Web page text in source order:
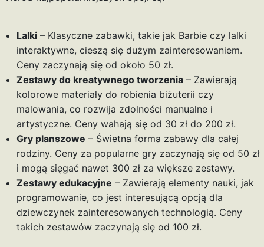
Lalki– Klasyczne zabawki, takie jak Barbie czy lalki
interaktywne, cieszą się dużym zainteresowaniem.
Ceny zaczynają się od około 50 zł.
Zestawy do kreatywnego tworzenia– Zawierają
kolorowe materiały do robienia biżuterii czy
malowania, co rozwija zdolności manualne i
artystyczne. Ceny wahają się od 30 zł do 200 zł.
Gry planszowe – Świetna forma zabawy dla całej
rodziny. Ceny za popularne gry zaczynają się od 50 zł
i mogą sięgać nawet 300 zł za większe zestawy.
Zestawy edukacyjne – Zawierają elementy nauki, jak
programowanie, co jest interesującą opcją dla
dziewczynek zainteresowanych technologią. Ceny
takich zestawów zaczynają się od 100 zł.